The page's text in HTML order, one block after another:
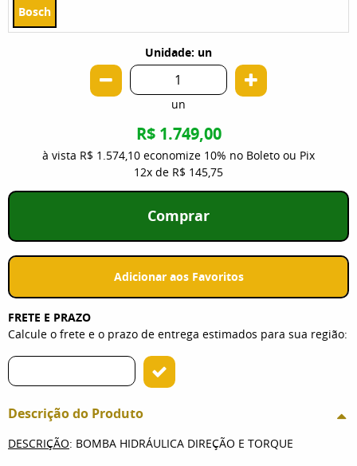
Bosch
Unidade: un
un
R$ 1.749,00
à vista R$ 1.574,10 economize 10% no Boleto ou Pix
12x de R$ 145,75
Comprar
Adicionar aos Favoritos
FRETE E PRAZO
Calcule o frete e o prazo de entrega estimados para sua região:
Descrição do Produto
DESCRIÇÃO: BOMBA HIDRÁULICA DIREÇÃO E TORQUE